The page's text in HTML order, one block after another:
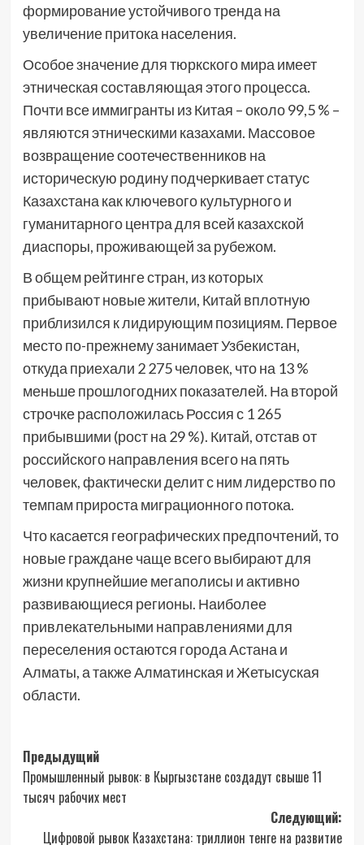
формирование устойчивого тренда на
увеличение притока населения.
Особое значение для тюркского мира имеет
этническая составляющая этого процесса.
Почти все иммигранты из Китая – около 99,5 % –
являются этническими казахами. Массовое
возвращение соотечественников на
историческую родину подчеркивает статус
Казахстана как ключевого культурного и
гуманитарного центра для всей казахской
диаспоры, проживающей за рубежом.
В общем рейтинге стран, из которых
прибывают новые жители, Китай вплотную
приблизился к лидирующим позициям. Первое
место по-прежнему занимает Узбекистан,
откуда приехали 2 275 человек, что на 13 %
меньше прошлогодних показателей. На второй
строчке расположилась Россия с 1 265
прибывшими (рост на 29 %). Китай, отстав от
российского направления всего на пять
человек, фактически делит с ним лидерство по
темпам прироста миграционного потока.
Что касается географических предпочтений, то
новые граждане чаще всего выбирают для
жизни крупнейшие мегаполисы и активно
развивающиеся регионы. Наиболее
привлекательными направлениями для
переселения остаются города Астана и
Алматы, а также Алматинская и Жетысуская
области.
Навигация
записи
Предыдущий
Промышленный рывок: в Кыргызстане создадут свыше 11
тысяч рабочих мест
Следующий:
Цифровой рывок Казахстана: триллион тенге на развитие